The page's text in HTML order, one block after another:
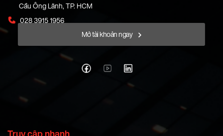
Mở tài khoản ngay
Cầu Ông Lãnh, TP. HCM
028 3915 1956